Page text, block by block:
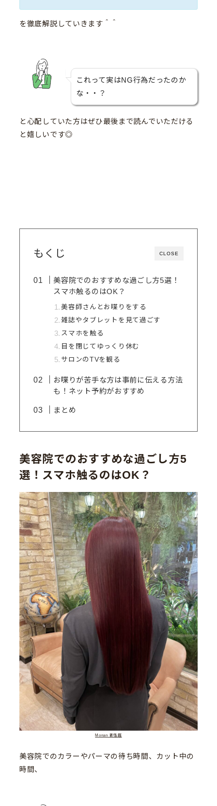
を徹底解説していきます＾＾
これって実はNG行為だったのか
な・・？
と心配していた方はぜひ最後まで読んでいただける
と嬉しいです◎
CLOSE
もくじ
美容院でのおすすめな過ごし方5選！
スマホ触るのはOK？
美容師さんとお喋りをする
雑誌やタブレットを見て過ごす
スマホを触る
目を閉じてゆっくり休む
サロンのTVを観る
お喋りが苦手な方は事前に伝える方法
も！ネット予約がおすすめ
まとめ
美容院でのおすすめな過ごし方5
選！スマホ触るのはOK？
Monan 新宿店
美容院でのカラーやパーマの待ち時間、カット中の
時間、